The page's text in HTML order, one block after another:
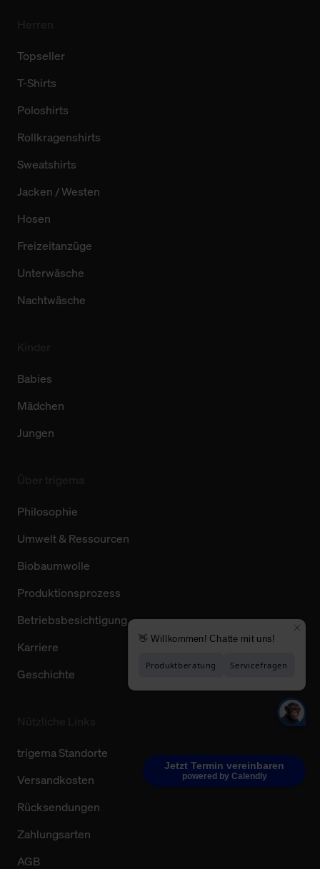
Jetzt Termin vereinbaren
powered by Calendly
Topseller
T-Shirts
Poloshirts
Rollkragenshirts
Sweatshirts
Jacken / Westen
Hosen
Freizeitanzüge
Unterwäsche
Nachtwäsche
Babies
Mädchen
Jungen
Philosophie
Umwelt & Ressourcen
Biobaumwolle
Produktionsprozess
Betriebsbesichtigung
Karriere
Geschichte
trigema Standorte
Versandkosten
Rücksendungen
Zahlungsarten
AGB